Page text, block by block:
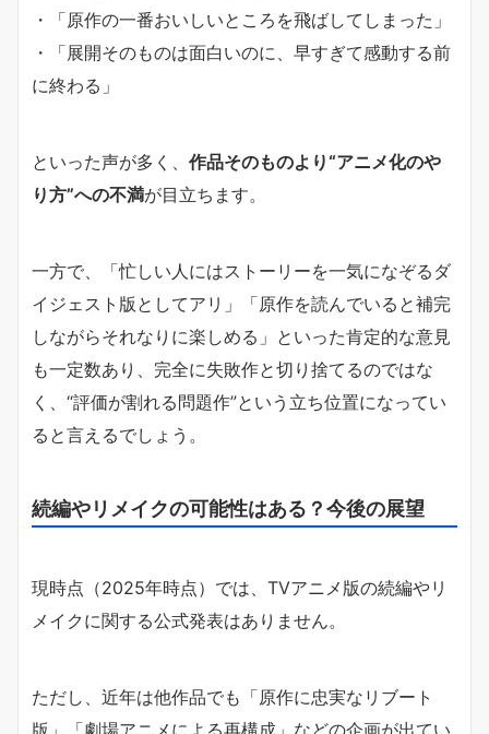
・「原作の一番おいしいところを飛ばしてしまった」
・「展開そのものは面白いのに、早すぎて感動する前
に終わる」
といった声が多く、 作品そのものより“アニメ化のや
り方”への不満が目立ちます。
一方で、「忙しい人にはストーリーを一気になぞるダ
イジェスト版としてアリ」「原作を読んでいると補完
しながらそれなりに楽しめる」といった肯定的な意見
も一定数あり、完全に失敗作と切り捨てるのではな
く、“評価が割れる問題作”という立ち位置になってい
ると言えるでしょう。
続編やリメイクの可能性はある？今後の展望
現時点（2025年時点）では、TVアニメ版の続編やリ
メイクに関する公式発表はありません。
ただし、近年は他作品でも「原作に忠実なリブート
版」「劇場アニメによる再構成」などの企画が出てい